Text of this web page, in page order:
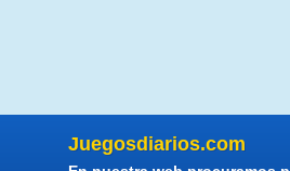
Juegosdiarios.com